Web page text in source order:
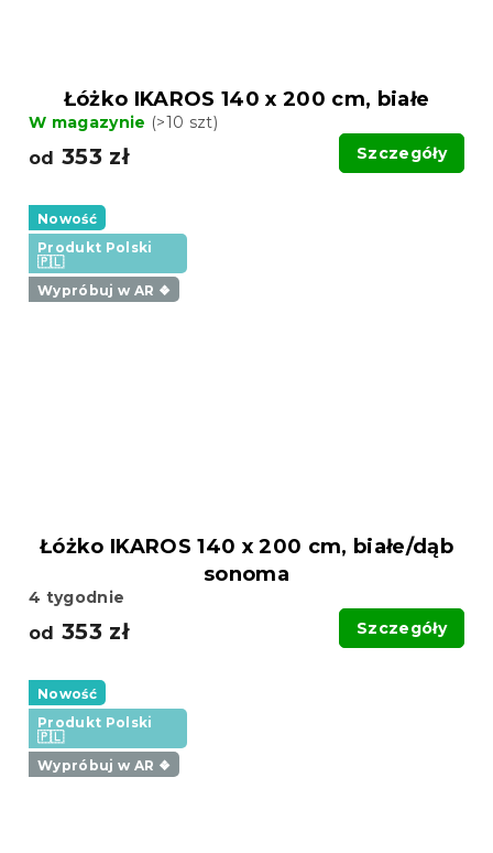
Łóżko IKAROS 140 x 200 cm, białe
W magazynie (>10 szt)
od 353 zł Szczegóły
Nowość
Produkt Polski
🇵🇱
Wypróbuj w AR ❖
Łóżko IKAROS 140 x 200 cm, białe/dąb
sonoma
4 tygodnie
od 353 zł Szczegóły
Nowość
Produkt Polski
🇵🇱
Wypróbuj w AR ❖